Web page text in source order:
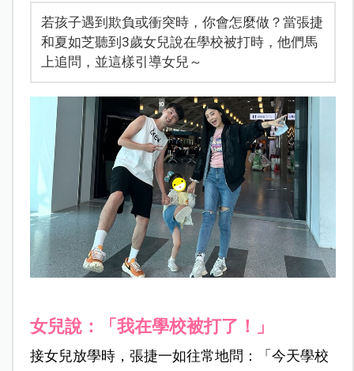
若孩子遇到欺負或衝突時，你會怎麼做？當張捷
和夏如芝聽到3歲女兒說在學校被打時，他們馬
上追問，並這樣引導女兒～
女兒說：「我在學校被打了！」
接女兒放學時，張捷一如往常地問：「今天學校